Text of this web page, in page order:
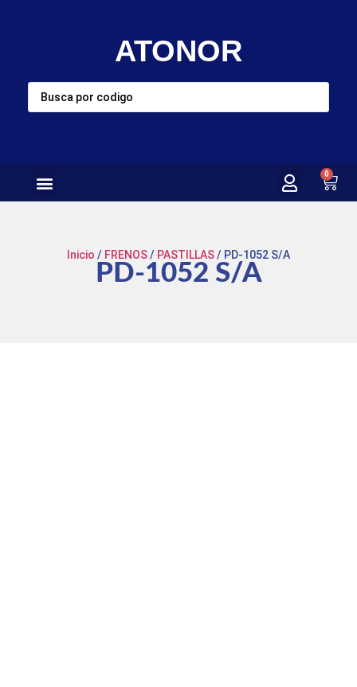
ATONOR
0
Inicio / FRENOS/ PASTILLAS/ PD-1052 S/A
PD-1052 S/A